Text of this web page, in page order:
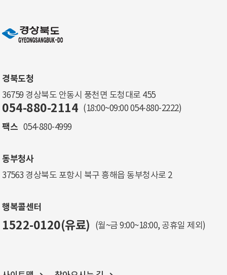
경북도청
36759 경상북도 안동시 풍천면 도청대로 455
054-880-2114 (18:00~09:00 054-880-2222)
팩스 054-880-4999
동부청사
37563 경상북도 포항시 북구 흥해읍 동부청사로 2
행복콜센터
1522-0120(유료) (월~금 9:00~18:00, 공휴일 제외)